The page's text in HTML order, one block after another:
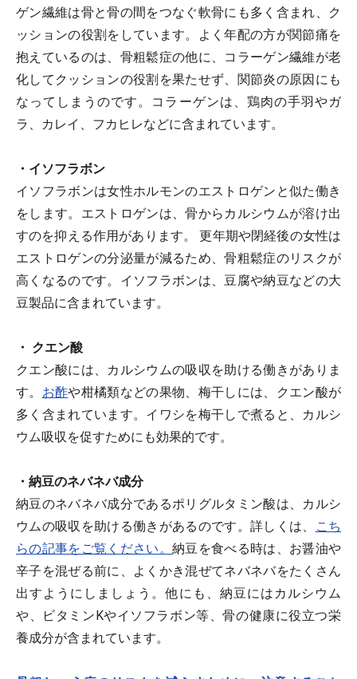
ゲン繊維は骨と骨の間をつなぐ軟骨にも多く含まれ、ク
ッションの役割をしています。よく年配の方が関節痛を
抱えているのは、骨粗鬆症の他に、コラーゲン繊維が老
化してクッションの役割を果たせず、関節炎の原因にも
なってしまうのです。コラーゲンは、鶏肉の手羽やガ
ラ、カレイ、フカヒレなどに含まれています。
・イソフラボン
イソフラボンは女性ホルモンのエストロゲンと似た働き
をします。エストロゲンは、骨からカルシウムが溶け出
すのを抑える作用があります。 更年期や閉経後の女性は
エストロゲンの分泌量が減るため、骨粗鬆症のリスクが
高くなるのです。イソフラボンは、豆腐や納豆などの大
豆製品に含まれています。
・ クエン酸
クエン酸には、カルシウムの吸収を助ける働きがありま
す。 お酢や柑橘類などの果物、梅干しには、クエン酸が
多く含まれています。イワシを梅干しで煮ると、カルシ
ウム吸収を促すためにも効果的です。
・納豆のネバネバ成分
納豆のネバネバ成分であるポリグルタミン酸は、カルシ
ウムの吸収を助ける働きがあるのです。詳しくは、
こち
らの記事をご覧ください。 納豆を食べる時は、お醤油や
辛子を混ぜる前に、よくかき混ぜてネバネバをたくさん
出すようにしましょう。他にも、納豆にはカルシウム
や、ビタミンKやイソフラボン等、骨の健康に役立つ栄
養成分が含まれています。